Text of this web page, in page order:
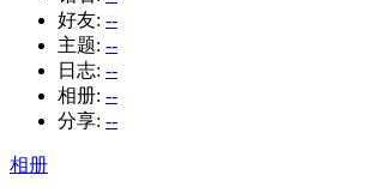
好友: --
主题: --
日志: --
相册: --
分享: --
相册